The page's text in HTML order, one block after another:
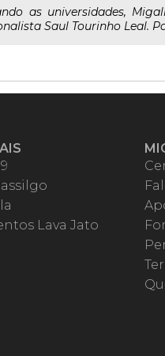
as universidades,
Saul Tourinho Leal.
Lava Jato